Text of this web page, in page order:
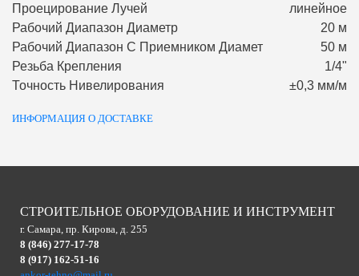
Проецирование Лучей
линейное
Рабочий Диапазон Диаметр
20 м
Рабочий Диапазон С Приемником Диамет
50 м
Резьба Крепления
1/4"
Точность Нивелирования
±0,3 мм/м
ИНФОРМАЦИЯ О ДОСТАВКЕ
СТРОИТЕЛЬНОЕ ОБОРУДОВАНИЕ И ИНСТРУМЕНТ
г. Самара, пр. Кирова, д. 255
8 (846) 277-17-78
8 (917) 162-51-16